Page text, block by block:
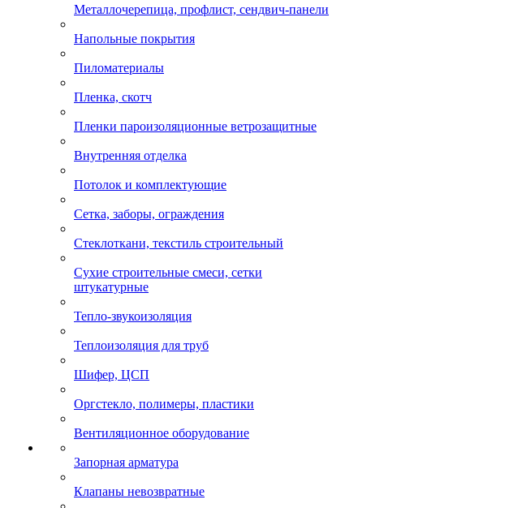
Металлочерепица, профлист, сендвич-панели
Напольные покрытия
Пиломатериалы
Пленка, скотч
Пленки пароизоляционные ветрозащитные
Внутренняя отделка
Потолок и комплектующие
Сетка, заборы, ограждения
Стеклоткани, текстиль строительный
Сухие строительные смеси, сетки
штукатурные
Тепло-звукоизоляция
Теплоизоляция для труб
Шифер, ЦСП
Оргстекло, полимеры, пластики
Вентиляционное оборудование
Запорная арматура
Клапаны невозвратные